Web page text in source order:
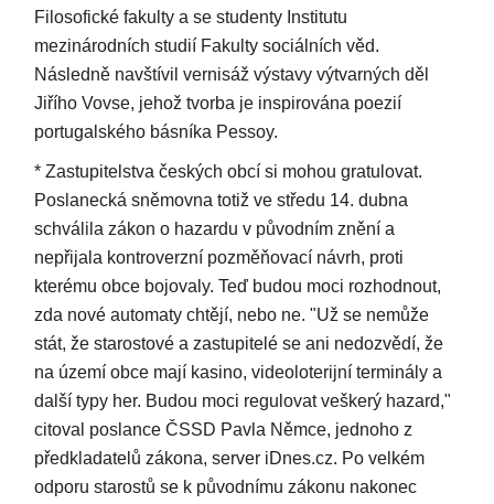
Filosofické fakulty a se studenty Institutu
mezinárodních studií Fakulty sociálních věd.
Následně navštívil vernisáž výstavy výtvarných děl
Jiřího Vovse, jehož tvorba je inspirována poezií
portugalského básníka Pessoy.
* Zastupitelstva českých obcí si mohou gratulovat.
Poslanecká sněmovna totiž ve středu 14. dubna
schválila zákon o hazardu v původním znění a
nepřijala kontroverzní pozměňovací návrh, proti
kterému obce bojovaly. Teď budou moci rozhodnout,
zda nové automaty chtějí, nebo ne. "Už se nemůže
stát, že starostové a zastupitelé se ani nedozvědí, že
na území obce mají kasino, videoloterijní terminály a
další typy her. Budou moci regulovat veškerý hazard,"
citoval poslance ČSSD Pavla Němce, jednoho z
předkladatelů zákona, server iDnes.cz. Po velkém
odporu starostů se k původnímu zákonu nakonec